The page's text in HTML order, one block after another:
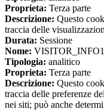
Proprieta: Terza parte
Descrizione: Questo
traccia delle
Durata: Sessione
Nome:
Tipologia: analitico
Proprieta: Terza parte
Descrizione: Questo
traccia delle preferenze
nei siti; può anche